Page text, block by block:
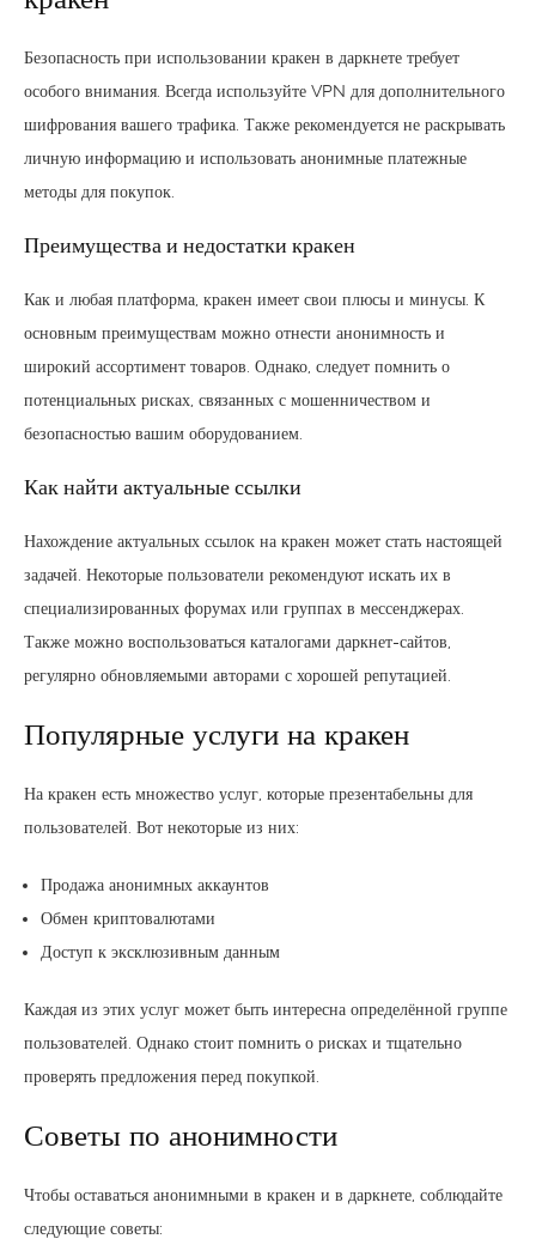
Безопасность при использовании кракен в даркнете требует
особого внимания. Всегда используйте VPN для дополнительного
шифрования вашего трафика. Также рекомендуется не раскрывать
личную информацию и использовать анонимные платежные
методы для покупок.
Преимущества и недостатки кракен
Как и любая платформа, кракен имеет свои плюсы и минусы. К
основным преимуществам можно отнести анонимность и
широкий ассортимент товаров. Однако, следует помнить о
потенциальных рисках, связанных с мошенничеством и
безопасностью вашим оборудованием.
Как найти актуальные ссылки
Нахождение актуальных ссылок на кракен может стать настоящей
задачей. Некоторые пользователи рекомендуют искать их в
специализированных форумах или группах в мессенджерах.
Также можно воспользоваться каталогами даркнет-сайтов,
регулярно обновляемыми авторами с хорошей репутацией.
Популярные услуги на кракен
На кракен есть множество услуг, которые презентабельны для
пользователей. Вот некоторые из них:
Продажа анонимных аккаунтов
Обмен криптовалютами
Доступ к эксклюзивным данным
Каждая из этих услуг может быть интересна определённой группе
пользователей. Однако стоит помнить о рисках и тщательно
проверять предложения перед покупкой.
Советы по анонимности
Чтобы оставаться анонимными в кракен и в даркнете, соблюдайте
следующие советы: